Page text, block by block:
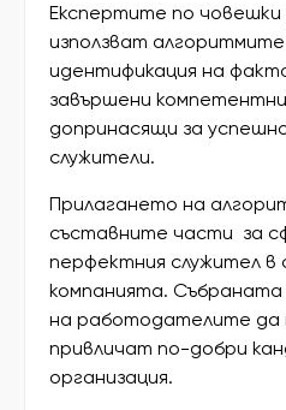
Експертите по
използват алгоритмите
идентификация на
завършени
допринасящи за
служители.
Прилагането на
съставните части за
перфектния служител
компанията.
на работодателите да
привличат по-добри
организация.